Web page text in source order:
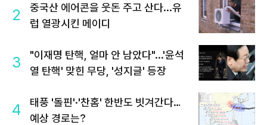
2
중국산 에어콘을 웃돈 주고 산다...유
럽 열광시킨 메이디
3
"이재명 탄핵, 얼마 안 남았다"...'윤석
열 탄핵' 맞힌 무당, '성지글' 등장
4
태풍 '돌핀'·'찬홈' 한반도 빗겨간다…
예상 경로는?